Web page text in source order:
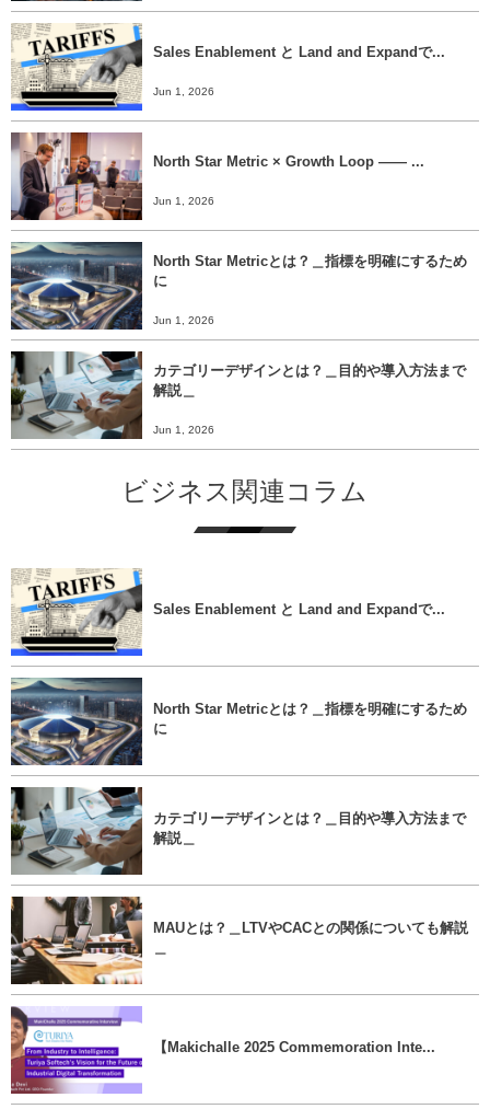
Sales Enablement と Land and Expandで...
Jun 1, 2026
North Star Metric × Growth Loop ―― ...
Jun 1, 2026
North Star Metricとは？＿指標を明確にするため
に
Jun 1, 2026
カテゴリーデザインとは？＿目的や導入方法まで
解説＿
Jun 1, 2026
ビジネス関連コラム
Sales Enablement と Land and Expandで...
North Star Metricとは？＿指標を明確にするため
に
カテゴリーデザインとは？＿目的や導入方法まで
解説＿
MAUとは？＿LTVやCACとの関係についても解説
【Makichalle 2025 Commemoration Inte...